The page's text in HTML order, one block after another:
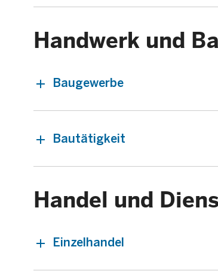
Handwerk und
Baugewerbe
Bautätigkeit
Handel und
Einzelhandel